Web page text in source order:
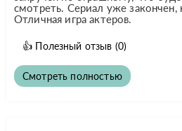
смотреть. Сериал уже закончен,
Отличная игра актеров.
👍 Полезный отзыв (0)
Смотреть полностью